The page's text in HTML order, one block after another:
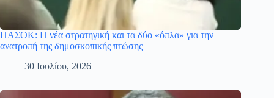
ΠΑΣΟΚ: Η νέα στρατηγική και τα δύο «όπλα» για την
ανατροπή της δημοσκοπικής πτώσης
30 Ιουλίου, 2026